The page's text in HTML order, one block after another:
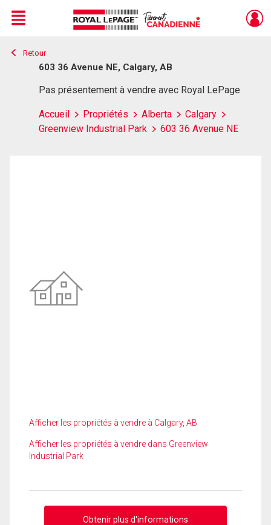
Live
En Direct
Menu
Retour
603 36 Avenue NE, Calgary, AB
Pas présentement à vendre avec Royal LePage
Accueil Propriétés Alberta
Calgary
Greenview Industrial Park
603 36 Avenue NE
Afficher les propriétés à vendre à Calgary, AB
Afficher les propriétés à vendre dans Greenview
Industrial Park
Obtenir plus d'informations